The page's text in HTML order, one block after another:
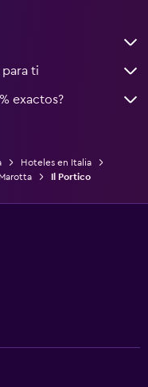
ti
exactos?
Hoteles en Italia
Il Portico